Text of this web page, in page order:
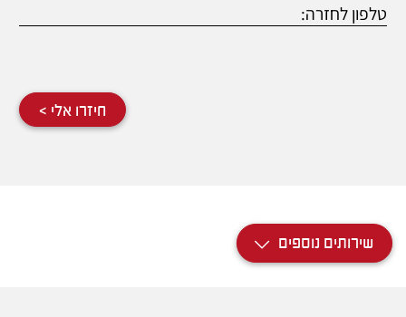
חיזרו אלי >
שירותים נוספים